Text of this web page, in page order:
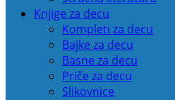
Knjige za decu
Kompleti za decu
Bajke za decu
Basne za decu
Priče za decu
Slikovnice